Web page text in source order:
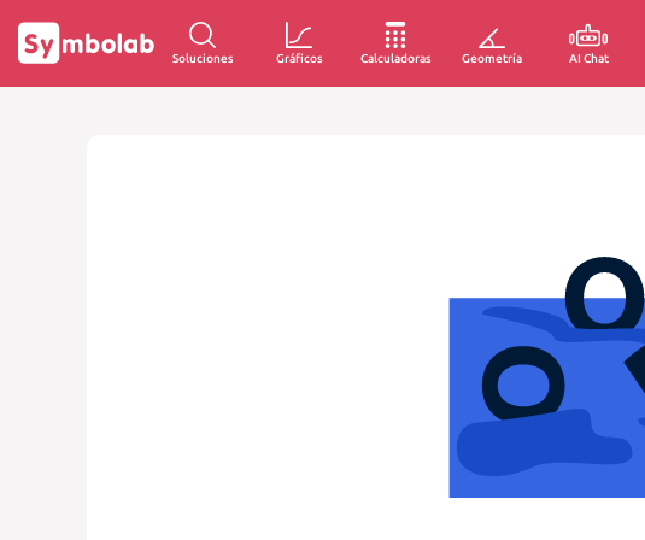
Soluciones Gráficos Calculadoras Geometría AI Chat